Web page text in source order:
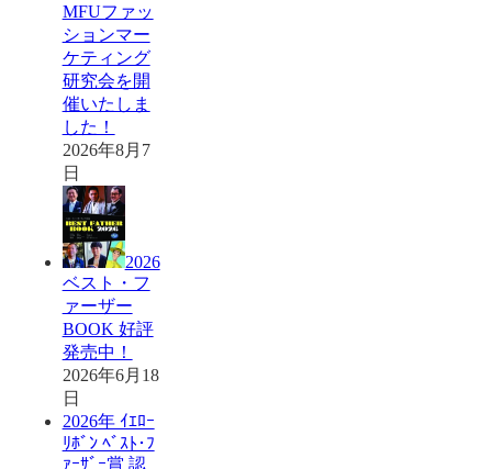
MFUファッ
ションマー
ケティング
研究会を開
催いたしま
した！
2026年8月7
日
2026
ベスト・フ
ァーザー
BOOK 好評
発売中！
2026年6月18
日
2026年 ｲｴﾛｰ
ﾘﾎﾞﾝ ﾍﾞｽﾄ･ﾌ
ｧｰｻﾞｰ賞 認